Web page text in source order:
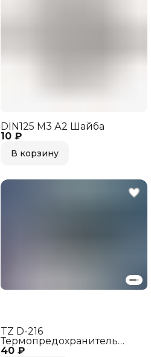
10 ₽
DIN125 M3 А2 Шайба
В корзину
40 ₽
TZ D-216
Термопредохранитель
216°C 250V 10A